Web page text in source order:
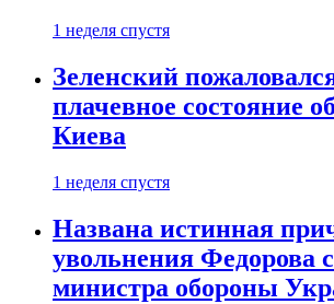
1 неделя спустя
Зеленский
плачевное состояние
Киева
1 неделя спустя
Названа истинная
увольнения Федорова
министра обороны